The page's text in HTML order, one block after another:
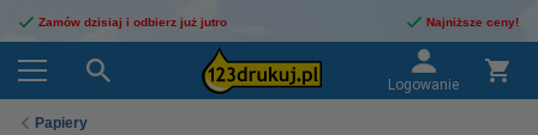
Zamów dzisiaj i odbierz już jutro Najniższe ceny!
Logowanie
Papiery